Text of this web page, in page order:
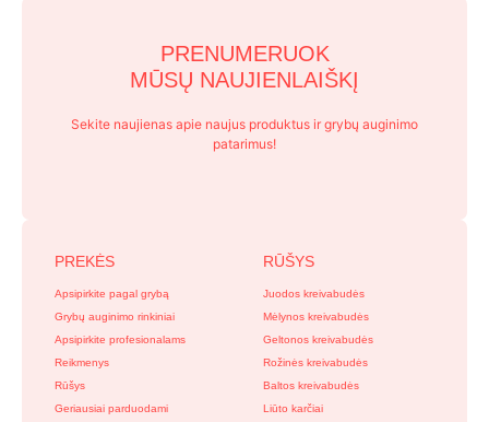
PREKĖS
Apsipirkite pagal grybą
Grybų auginimo rinkiniai
Apsipirkite profesionalams
Reikmenys
Rūšys
Geriausiai parduodami
RŪŠYS
Juodos kreivabudės
Mėlynos kreivabudės
Geltonos kreivabudės
Rožinės kreivabudės
Baltos kreivabudės
Liūto karčiai
PRENUMERUOK
MŪSŲ NAUJIENLAIŠKĮ
Sekite naujienas apie naujus produktus ir grybų auginimo
patarimus!